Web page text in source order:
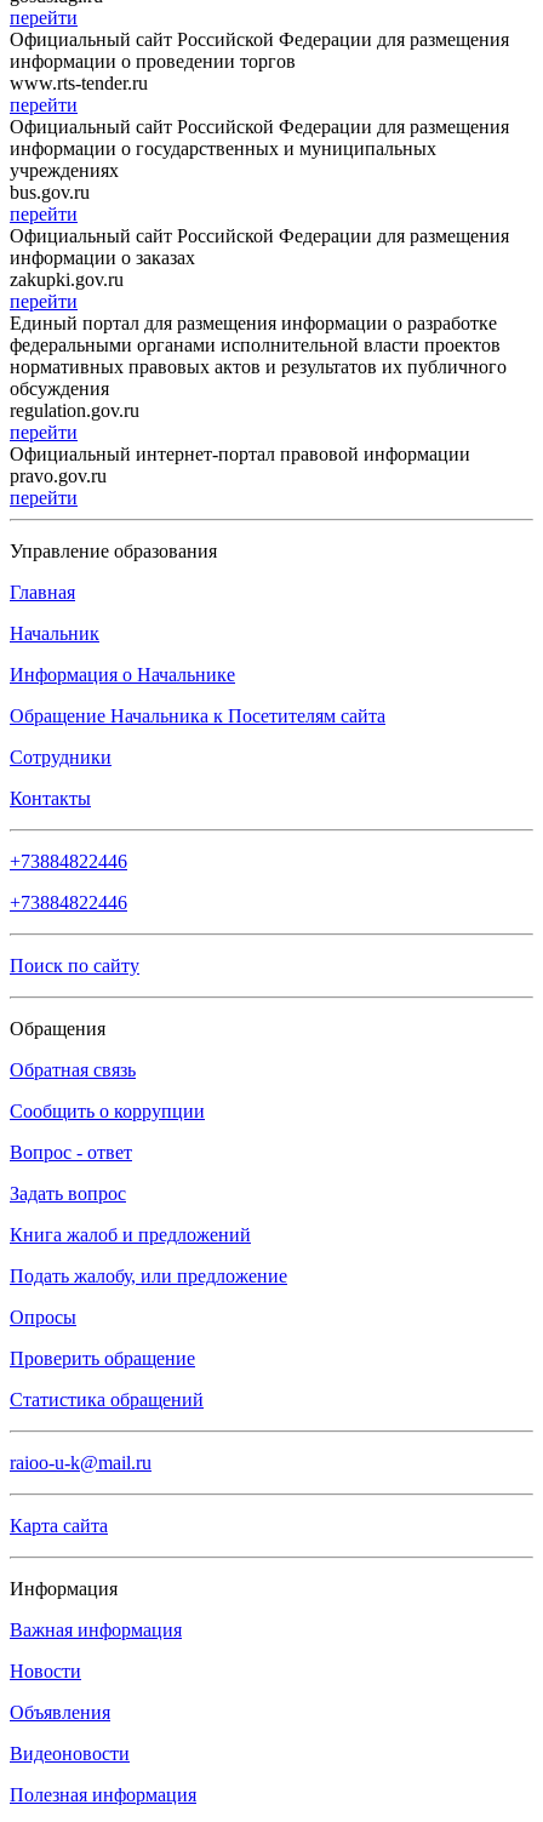
перейти
Официальный сайт Российской Федерации для размещения
информации о проведении торгов
www.rts-tender.ru
перейти
Официальный сайт Российской Федерации для размещения
информации о государственных и муниципальных
учреждениях
bus.gov.ru
перейти
Официальный сайт Российской Федерации для размещения
информации о заказах
zakupki.gov.ru
перейти
Единый портал для размещения информации о разработке
федеральными органами исполнительной власти проектов
нормативных правовых актов и результатов их публичного
обсуждения
regulation.gov.ru
перейти
Официальный интернет-портал правовой информации
pravo.gov.ru
перейти
Управление образования
Главная
Начальник
Информация о Начальнике
Обращение Начальника к Посетителям сайта
Сотрудники
Контакты
+73884822446
+73884822446
Поиск по сайту
Обращения
Обратная связь
Сообщить о коррупции
Вопрос - ответ
Задать вопрос
Книга жалоб и предложений
Подать жалобу, или предложение
Опросы
Проверить обращение
Статистика обращений
raioo-u-k@mail.ru
Карта сайта
Информация
Важная информация
Новости
Объявления
Видеоновости
Полезная информация